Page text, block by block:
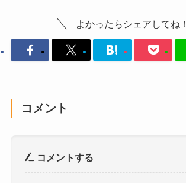
よかったらシェアしてね！
コメント
コメントする